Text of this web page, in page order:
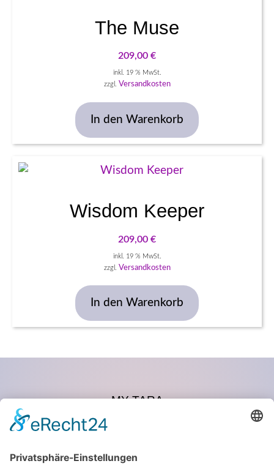
The Muse
209,00 €
inkl. 19 % MwSt.
zzgl. Versandkosten
In den Warenkorb
Wisdom Keeper
209,00 €
inkl. 19 % MwSt.
zzgl. Versandkosten
In den Warenkorb
MY TARA
Exklusiv handverlesene Kristalle